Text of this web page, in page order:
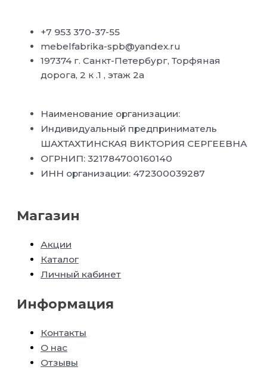
+7 953 370-37-55
mebelfabrika-spb@yandex.ru
197374 г. Санкт-Петербург, Торфяная
дорога, 2 к .1 , этаж 2а
Наименование организации:
Индивидуальный предприниматель
ШАХТАХТИНСКАЯ ВИКТОРИЯ СЕРГЕЕВНА
ОГРНИП: 321784700160140
ИНН организации: 472300039287
Магазин
Акции
Каталог
Личный кабинет
Информация
Контакты
О нас
Отзывы